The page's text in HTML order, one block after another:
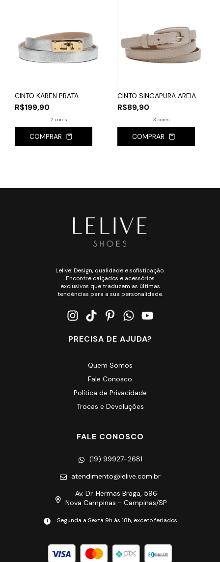
CINTO KAREN PRATA
R$199,90
2 cores
COMPRAR
CINTO SINGAPURA AREIA
R$89,90
3 cores
COMPRAR
Lelive: Design, qualidade e sofisticação.
Encontre calçados e acessórios
exclusivos que traduzem as últimas
tendências para a sua personalidade.
PRECISA DE AJUDA?
Quem Somos
Fale Conosco
Política de Privacidade
Trocas e Devoluções
FALE CONOSCO
(19) 99927-2681
atendimento@lelive.com.br
Av. Dr. Hermas Braga, 596
Nova Campinas - Campinas/SP
Segunda a Sexta 9h às 18h, exceto feriados